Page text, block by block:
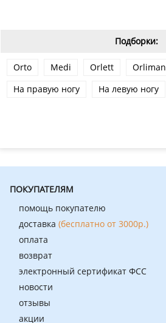
Подборки:
Orto Medi Orlett Orliman
На правую ногу
На левую ногу
ПОКУПАТЕЛЯМ
помощь покупателю
доставка (бесплатно от 3000р.)
оплата
возврат
электронный сертификат ФСС
новости
отзывы
акции